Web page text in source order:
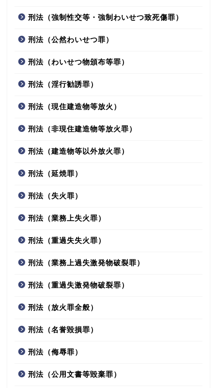
刑法（強制性交等・強制わいせつ致死傷罪）
刑法（公然わいせつ罪）
刑法（わいせつ物頒布等罪）
刑法（淫行勧誘罪）
刑法（現住建造物等放火）
刑法（非現住建造物等放火罪）
刑法（建造物等以外放火罪）
刑法（延焼罪）
刑法（失火罪）
刑法（業務上失火罪）
刑法（重過失失火罪）
刑法（業務上過失激発物破裂罪）
刑法（重過失激発物破裂罪）
刑法（放火罪全般）
刑法（名誉毀損罪）
刑法（侮辱罪）
刑法（公用文書等毀棄罪）